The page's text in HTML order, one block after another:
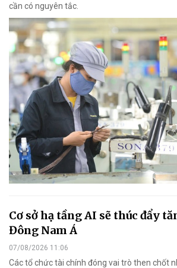
cần có nguyên tắc.
Cơ sở hạ tầng AI sẽ thúc đẩy
Đông Nam Á
07/08/2026 11:06
Các tổ chức tài chính đóng vai trò then chốt